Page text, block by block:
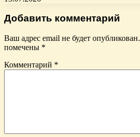
Добавить комментарий
Ваш адрес email не будет опубликован.
помечены *
Комментарий *